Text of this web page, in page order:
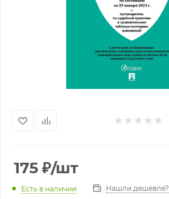
175 ₽/шт
Есть в наличии Нашли дешевле?